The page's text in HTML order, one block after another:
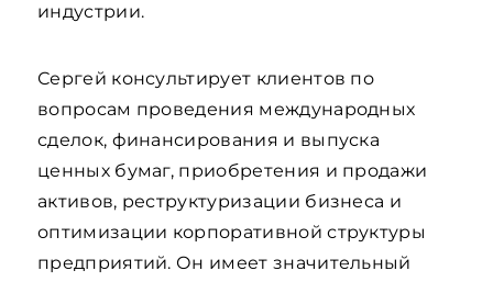
индустрии.
Сергей консультирует клиентов по
вопросам проведения международных
сделок, финансирования и выпуска
ценных бумаг, приобретения и продажи
активов, реструктуризации бизнеса и
оптимизации корпоративной структуры
предприятий. Он имеет значительный